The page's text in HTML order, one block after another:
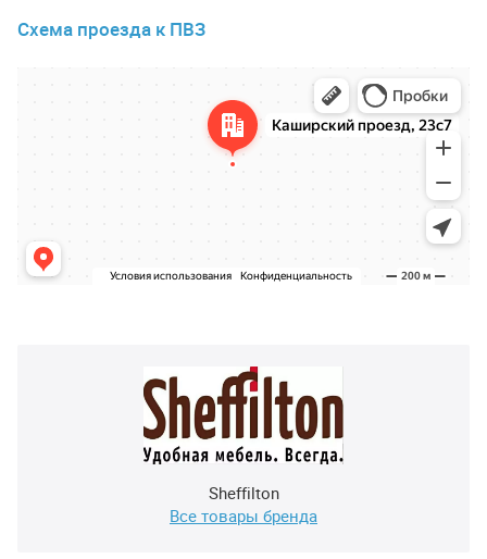
Схема проезда к ПВЗ
Sheffilton
Все товары бренда